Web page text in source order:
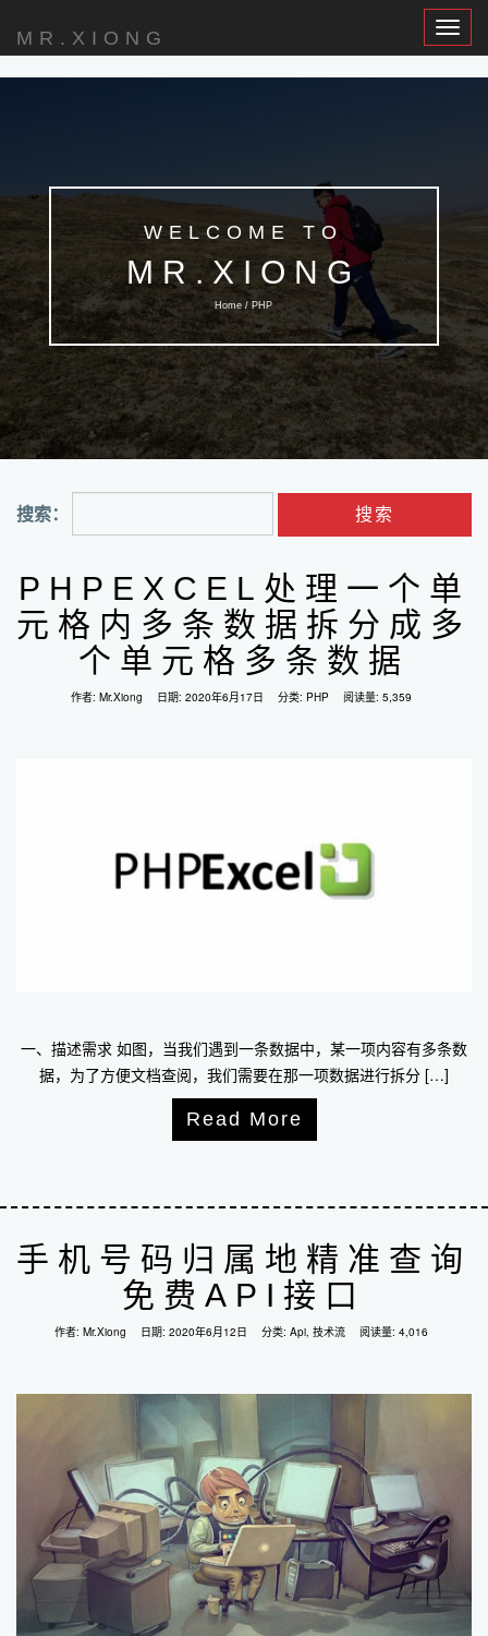
Toggle
MR.XIONG
WELCOME TO
MR.XIONG
Home / PHP
搜索：
PHPEXCEL处理一个单
元格内多条数据拆分成多
个单元格多条数据
作者: Mr.Xiong 日期: 2020年6月17日 分类: PHP 阅读量: 5,359
一、描述需求 如图，当我们遇到一条数据中，某一项内容有多条数
据，为了方便文档查阅，我们需要在那一项数据进行拆分 […]
Read More
手机号码归属地精准查询
免费API接口
作者: Mr.Xiong 日期: 2020年6月12日 分类: Api, 技术流 阅读量: 4,016